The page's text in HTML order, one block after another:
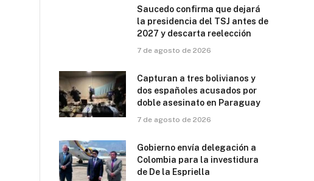
Saucedo confirma que dejará
la presidencia del TSJ antes de
2027 y descarta reelección
7 de agosto de 2026
Capturan a tres bolivianos y
dos españoles acusados por
doble asesinato en Paraguay
7 de agosto de 2026
Gobierno envía delegación a
Colombia para la investidura
de De la Espriella